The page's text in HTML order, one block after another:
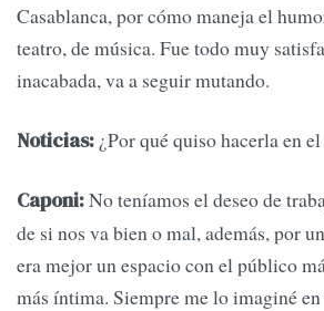
Casablanca, por cómo maneja el
teatro, de música. Fue todo muy
inacabada, va a seguir mutando.
Noticias: ¿Por qué quiso hacerla en
Caponi:No teníamos el deseo de
de si nos va bien o mal, además, por
era mejor un espacio con el público
más íntima. Siempre me lo imaginé